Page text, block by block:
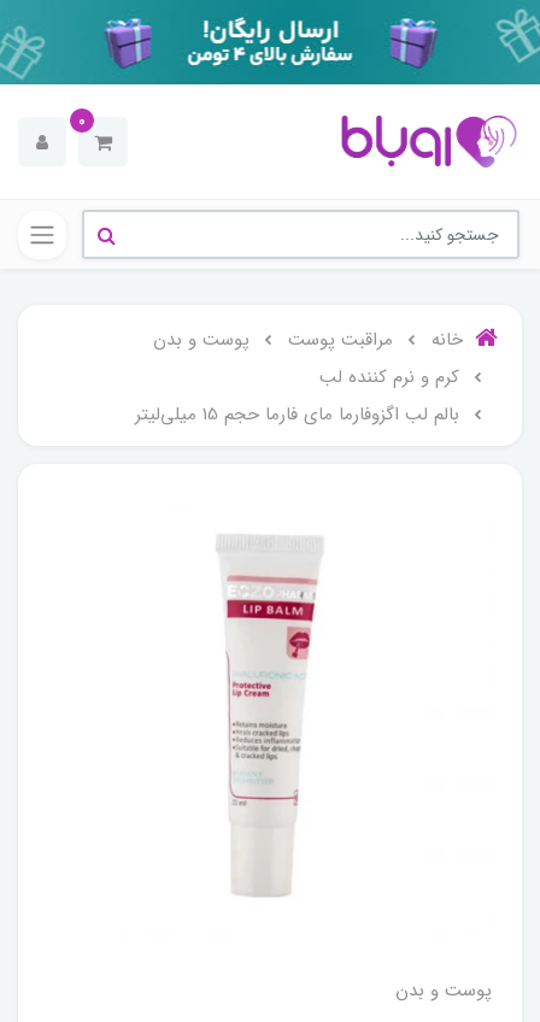
0
خانه مراقبت پوست
پوست و بدن
کرم و نرم کننده لب
بالم لب اگزوفارما مای فارما حجم 15 میلی‌لیتر
پوست و بدن